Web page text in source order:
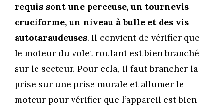
requis sont une perceuse, un tournevis
cruciforme, un niveau à bulle et des vis
autotaraudeuses. Il convient de vérifier que
le moteur du volet roulant est bien branché
sur le secteur. Pour cela, il faut brancher la
prise sur une prise murale et allumer le
moteur pour vérifier que l’appareil est bien